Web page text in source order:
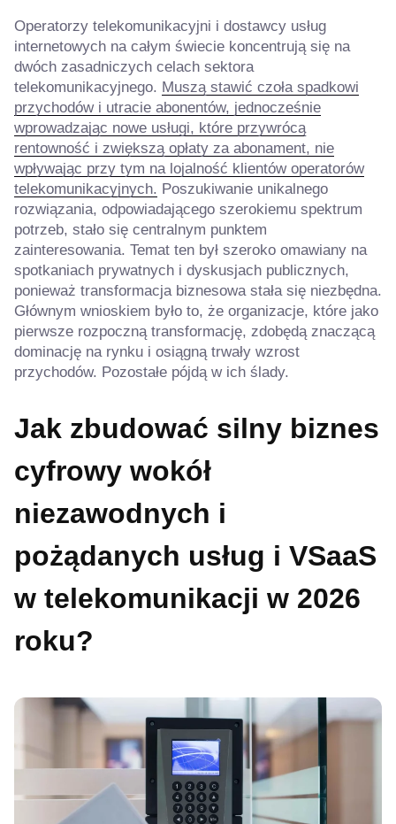
Operatorzy telekomunikacyjni i dostawcy usług
internetowych na całym świecie koncentrują się na
dwóch zasadniczych celach sektora
telekomunikacyjnego. Muszą stawić czoła spadkowi
przychodów i utracie abonentów, jednocześnie
wprowadzając nowe usługi, które przywrócą
rentowność i zwiększą opłaty za abonament, nie
wpływając przy tym na lojalność klientów operatorów
telekomunikacyjnych. Poszukiwanie unikalnego
rozwiązania, odpowiadającego szerokiemu spektrum
potrzeb, stało się centralnym punktem
zainteresowania. Temat ten był szeroko omawiany na
spotkaniach prywatnych i dyskusjach publicznych,
ponieważ transformacja biznesowa stała się niezbędna.
Głównym wnioskiem było to, że organizacje, które jako
pierwsze rozpoczną transformację, zdobędą znaczącą
dominację na rynku i osiągną trwały wzrost
przychodów. Pozostałe pójdą w ich ślady.
Jak zbudować silny biznes
cyfrowy wokół
niezawodnych i
pożądanych usług i VSaaS
w telekomunikacji w 2026
roku?